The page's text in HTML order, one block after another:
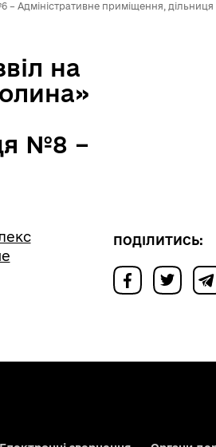
Адміністративне приміщення,
на
№8 –
ПОДІЛИТИСЬ: